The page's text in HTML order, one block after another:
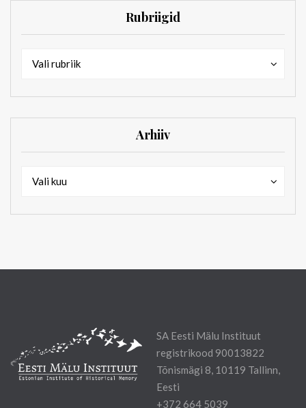
Rubriigid
Vali rubriik
Arhiiv
Vali kuu
SA Eesti Mälu Instituut
registrikood 90013822
Tõnismägi 8, 10119 Tallinn,
Eesti
+372 664 5039